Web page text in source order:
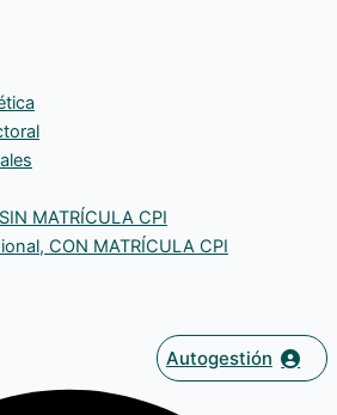
MATRÍCULA CPI
CON MATRÍCULA CPI
Autogestión